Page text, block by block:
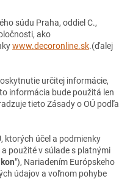
súdu Praha, oddiel C.,
ako
www.decoronline.sk.(ďalej
určitej informácie,
informácia bude použitá len
tieto Zásady o OÚ podľa
ktorých účel a podmienky
použité v súlade s platnými
"), Nariadením Európskeho
údajov a voľnom pohybe